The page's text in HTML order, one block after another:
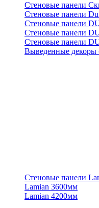
Стеновые панели
Стеновые панели
Стеновые панели
Стеновые панели
Стеновые панели
Выведенные декоры
Стеновые панели
Lamian 3600мм
Lamian 4200мм